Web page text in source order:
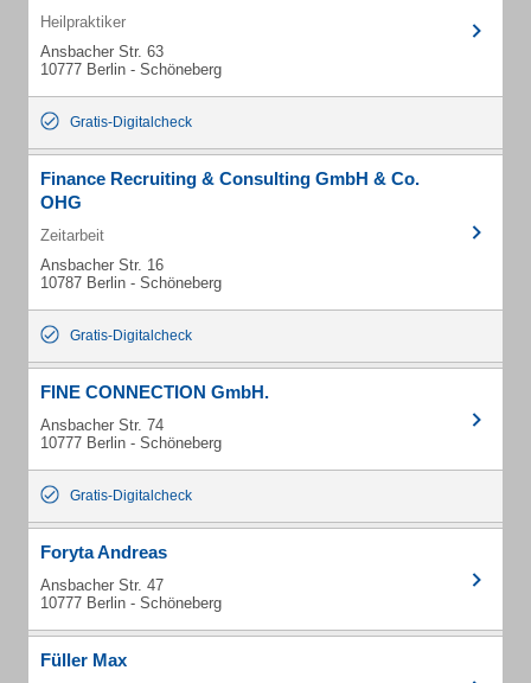
Heilpraktiker
Ansbacher Str. 63
10777 Berlin - Schöneberg
Gratis-Digitalcheck
Finance Recruiting & Consulting GmbH & Co.
OHG
Zeitarbeit
Ansbacher Str. 16
10787 Berlin - Schöneberg
Gratis-Digitalcheck
FINE CONNECTION GmbH.
Ansbacher Str. 74
10777 Berlin - Schöneberg
Gratis-Digitalcheck
Foryta Andreas
Ansbacher Str. 47
10777 Berlin - Schöneberg
Füller Max